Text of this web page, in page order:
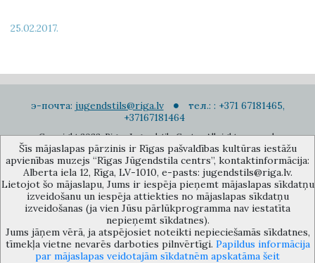
25.02.2017.
э-почта: jugendstils@riga.lv
тел.: : +371 67181465,
+37167181464
Copyright 2022. Rigas Jugendstila Centrs. All right reserved.
Подписаться на новости
Музей объединения культурных учереждений Рижского
самоуправления «Рижский центр югендстиля», улица Альберта 12,
Рига, LV 1010, Латвия (дверной код: 12), jugendstils@riga.lv
Šīs mājaslapas pārzinis ir Rīgas pašvaldības kultūras iestāžu
apvienības muzejs “Rīgas Jūgendstila centrs”, kontaktinformācija:
Alberta iela 12, Rīga, LV-1010, e-pasts: jugendstils@riga.lv.
Lietojot šo mājaslapu, Jums ir iespēja pieņemt mājaslapas sīkdatņu
izveidošanu un iespēja attiekties no mājaslapas sīkdatņu
izveidošanas (ja vien Jūsu pārlūkprogramma nav iestatīta
nepieņemt sīkdatnes).
Jums jāņem vērā, ja atspējosiet noteikti nepieciešamās sīkdatnes,
tīmekļa vietne nevarēs darboties pilnvērtīgi. Papildus informācija
par mājaslapas veidotajām sīkdatnēm apskatāma šeit